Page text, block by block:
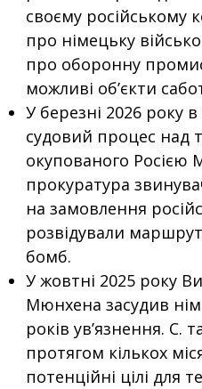
своєму російському
про німецьку
про оборонну
можливі об’єкти
У березні 2026 року
судовий процес над
окупованого Росією
прокуратура
на замовлення
розвідували
бомб.
У жовтні 2025 року
Мюнхена засудив
років ув’язнення. С.
протягом кількох
потенційні цілі для